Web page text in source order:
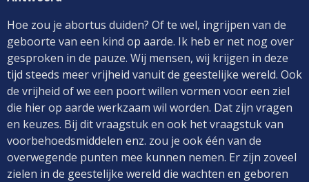
Hoe zou je abortus duiden? Of te wel, ingrijpen van de
geboorte van een kind op aarde. Ik heb er net nog over
gesproken in de pauze. Wij mensen, wij krijgen in deze
tijd steeds meer vrijheid vanuit de geestelijke wereld. Ook
de vrijheid of we een poort willen vormen voor een ziel
die hier op aarde werkzaam wil worden. Dat zijn vragen
en keuzes. Bij dit vraagstuk en ook het vraagstuk van
voorbehoedsmiddelen enz. zou je ook één van de
overwegende punten mee kunnen nemen. Er zijn zoveel
zielen in de geestelijke wereld die wachten en geboren